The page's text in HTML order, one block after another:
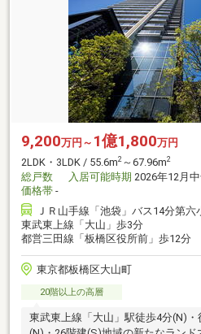
9,200万円～ 1億1,800万円
2LDK・3LDK / 55.6m2 ～67.96m2
総戸数 入居可能時期 2026年12月
価格帯 -
ＪＲ山手線「池袋」バス14分第六
東武東上線「大山」歩3分
都営三田線「板橋区役所前」歩12分
東京都板橋区大山町
20階以上の高層
東武東上線「大山」駅徒歩4分(N)